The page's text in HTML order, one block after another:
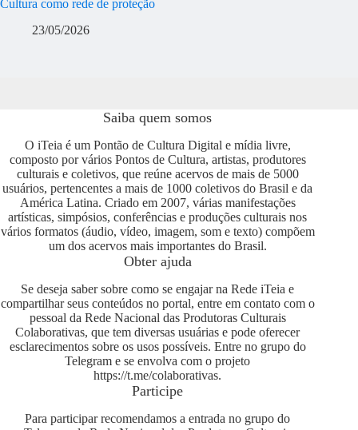
Cultura como rede de proteção
23/05/2026
Saiba quem somos
O iTeia é um Pontão de Cultura Digital e mídia livre,
composto por vários Pontos de Cultura, artistas, produtores
culturais e coletivos, que reúne acervos de mais de 5000
usuários, pertencentes a mais de 1000 coletivos do Brasil e da
América Latina. Criado em 2007, várias manifestações
artísticas, simpósios, conferências e produções culturais nos
vários formatos (áudio, vídeo, imagem, som e texto) compõem
um dos acervos mais importantes do Brasil.
Obter ajuda
Se deseja saber sobre como se engajar na Rede iTeia e
compartilhar seus conteúdos no portal, entre em contato com o
pessoal da Rede Nacional das Produtoras Culturais
Colaborativas, que tem diversas usuárias e pode oferecer
esclarecimentos sobre os usos possíveis. Entre no grupo do
Telegram e se envolva com o projeto
https://t.me/colaborativas.
Participe
Para participar recomendamos a entrada no grupo do